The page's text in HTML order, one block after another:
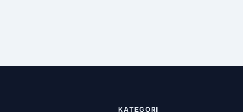
KATEGORI